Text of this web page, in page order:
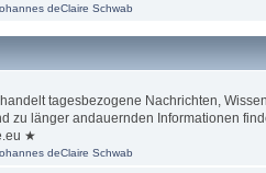
deClaire Schwab
tagesbezogene Nachrichten,
zu länger andauernden Informationen
★
deClaire Schwab